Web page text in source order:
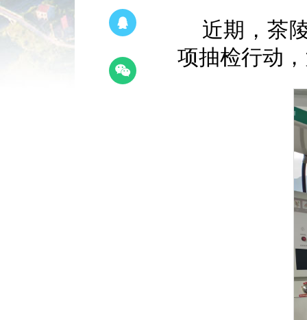
近期，茶
项抽检行动